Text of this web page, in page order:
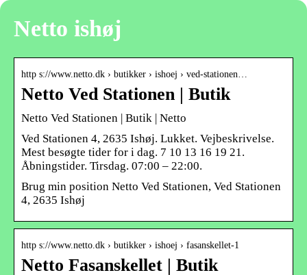
Netto ishøj
http s://www.netto.dk › butikker › ishoej › ved-stationen…
Netto Ved Stationen | Butik
Netto Ved Stationen | Butik | Netto
Ved Stationen 4, 2635 Ishøj. Lukket. Vejbeskrivelse.
Mest besøgte tider for i dag. 7 10 13 16 19 21.
Åbningstider. Tirsdag. 07:00 – 22:00.
Brug min position Netto Ved Stationen, Ved Stationen
4, 2635 Ishøj
http s://www.netto.dk › butikker › ishoej › fasanskellet-1
Netto Fasanskellet | Butik